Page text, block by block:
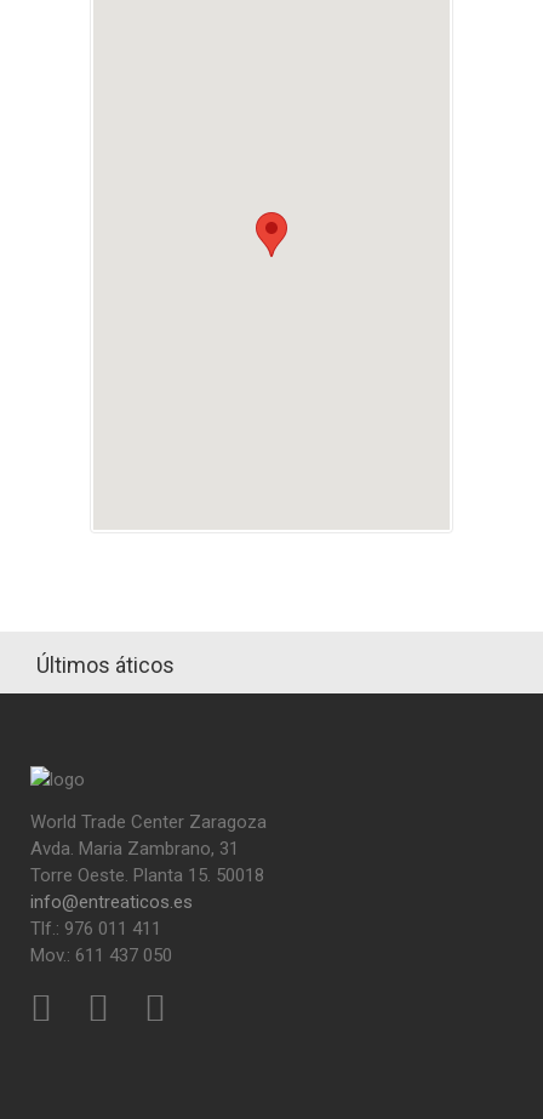
Últimos áticos
World Trade Center Zaragoza
Avda. Maria Zambrano, 31
Torre Oeste. Planta 15. 50018
info@entreaticos.es
Tlf.: 976 011 411
Mov.: 611 437 050